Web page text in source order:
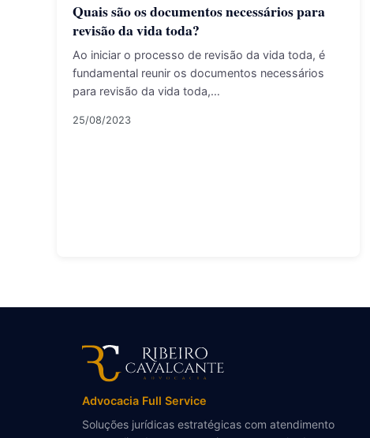
Quais são os documentos necessários para
revisão da vida toda?
Ao iniciar o processo de revisão da vida toda, é
fundamental reunir os documentos necessários
para revisão da vida toda,…
25/08/2023
Advocacia Full Service
Soluções jurídicas estratégicas com atendimento